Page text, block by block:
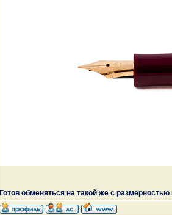
Готов обменяться на такой же с